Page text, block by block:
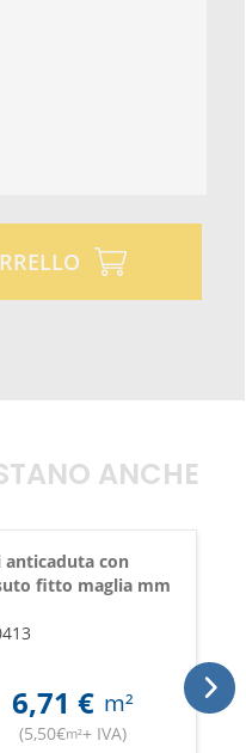
ANCHE
anticaduta con
fitto maglia mm
6,71 € m²
(5,50€m²+ IVA)